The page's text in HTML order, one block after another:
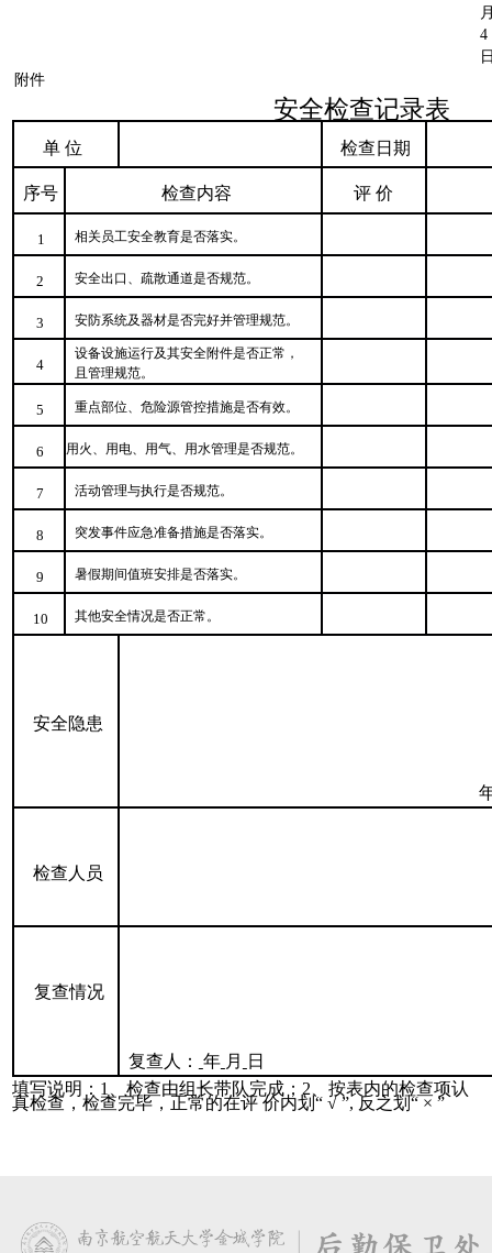
4
附件
安全检查记录表
单 位 检查日期
序号 检查内容 评 价
1 相关员工安全教育是否落实。
2 安全出口、疏散通道是否规范。
3 安防系统及器材是否完好并管理规范。
4
设备设施运行及其安全附件是否正常，
且管理规范。
5 重点部位、危险源管控措施是否有效。
6 用火、用电、用气、用水管理是否规范。
7 活动管理与执行是否规范。
8 突发事件应急准备措施是否落实。
9 暑假期间值班安排是否落实。
10 其他安全情况是否正常。
安全隐患
检查人员
复查情况
复查人： 年 月
日
填写说明： 1 、检查由组长带队完成； 2 、按表内的检查项认
真检查，检查完毕，正常的在评价内划“ √ ”, 反之划“ × ”